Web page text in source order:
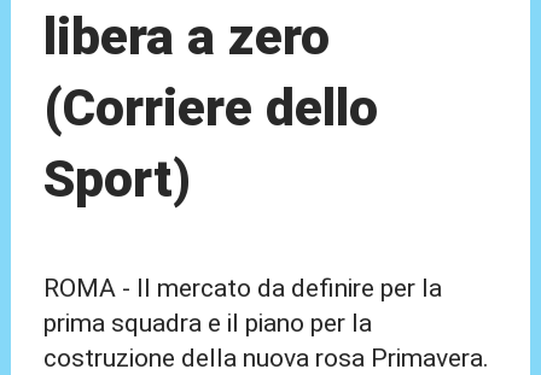
libera a zero
(Corriere dello
Sport)
ROMA - Il mercato da definire per la
prima squadra e il piano per la
costruzione della nuova rosa Primavera.